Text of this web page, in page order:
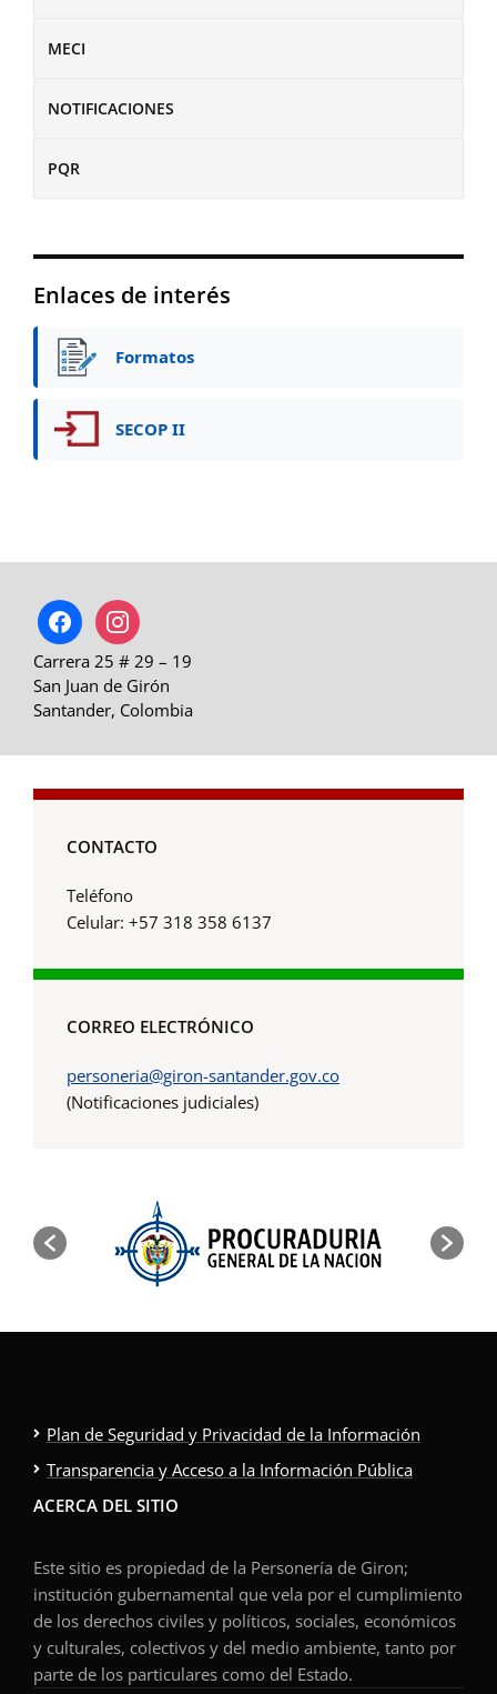
MECI
NOTIFICACIONES
PQR
Enlaces de interés
Formatos
SECOP II
facebookinstagram
Carrera 25 # 29 – 19
San Juan de Girón
Santander, Colombia
CONTACTO
Teléfono
Celular: +57 318 358 6137
CORREO ELECTRÓNICO
personeria@giron-santander.gov.co
(Notificaciones judiciales)
Plan de Seguridad y Privacidad de la Información
Transparencia y Acceso a la Información Pública
ACERCA DEL SITIO
Este sitio es propiedad de la Personería de Giron;
institución gubernamental que vela por el cumplimiento
de los derechos civiles y políticos, sociales, económicos
y culturales, colectivos y del medio ambiente, tanto por
parte de los particulares como del Estado.